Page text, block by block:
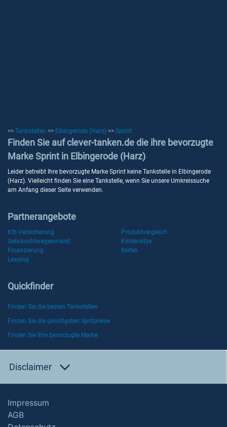
>> Tankstellen >> Elbingerode (Harz) >> Sprint
Finden Sie auf clever-tanken.de die ihre bevorzugte
Marke Sprint in Elbingerode (Harz)
Leider betreibt Ihre bevorzugte Marke Sprint keine Tankstelle in Elbingerode
(Harz). Vielleicht finden Sie eine Tankstelle, wenn Sie unsere Umkreissuche
am Anfang dieser Seite verwenden.
Partnerangebote
Kfz-Versicherung
Produktvergleich
Gebrauchtwagenmarkt
Kindersitze
Finanzierung
Reifen
Leasing
Quickfinder
Finden Sie die besten Tankstellen
Finden Sie die günstigsten Spritpreise
Finden Sie Ihre bevorzugte Marke
Disclaimer
Impressum
AGB